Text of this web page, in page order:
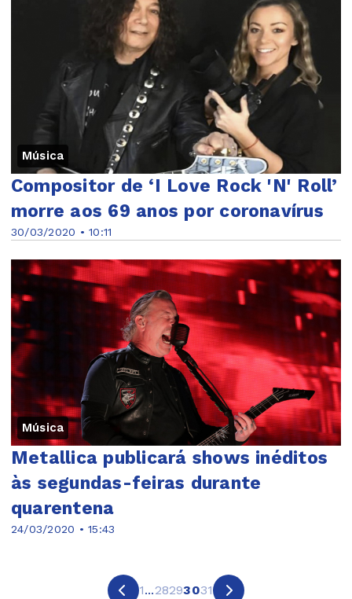
Música
30/03/2020 • 10:11
Compositor de ‘I Love Rock 'N' Roll’
morre aos 69 anos por coronavírus
Música
24/03/2020 • 15:43
Metallica publicará shows inéditos
às segundas-feiras durante
quarentena
1...28293031